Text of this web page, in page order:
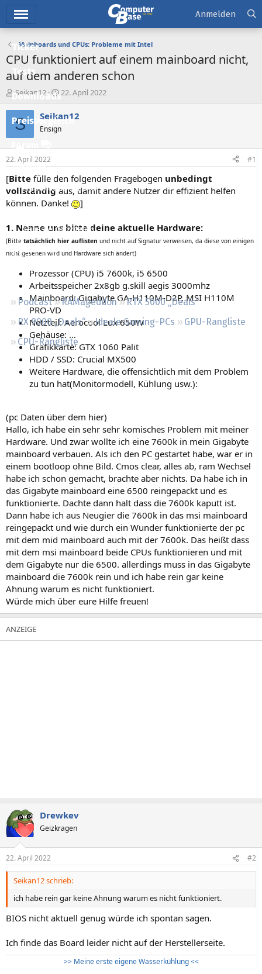
Ticker
Tests
Downloads
Preisvergleich
Forum
Aktuelles
Empfohlene Inhalte
Neue Beiträge
Neueste Aktivitäten
Leserartikel
Regeln
Podcast RAMageddon
RTX 5000 „Deals“
RX 9000 „Deals“
Ideale Gaming-PCs
GPU-Rangliste
CPU-Rangliste
Anmelden
Mainboards und CPUs: Probleme mit Intel
CPU funktioniert auf einem mainboard nicht,
auf dem anderen schon
E
r
s
t
e
r
Seikan12
E
r
s
e
t
a
22. April 2022
S Seikan12
Ensign
22. April 2022 #1
[Bitte fülle den folgenden Fragebogen unbedingt
vollständig aus, damit andere Nutzer dir effizient helfen
können. Danke!
]
1. Nenne uns bitte deine aktuelle Hardware:
(Bitte tatsächlich hier auflisten und nicht auf Signatur verweisen, da diese von einigen
nicht gesehen wird und Hardware sich ändert)
Prozessor (CPU) i5 7600k, i5 6500
Arbeitsspeicher 2x8gb g.skill aegis 3000mhz
Mainboard: Gigabyte GA-H110M-D2P, MSI H110M
PRO-VD
Netzteil: Aerocool Lux 650W
Gehäuse: …
Grafikkarte: GTX 1060 Palit
HDD / SSD: Crucial MX500
Weitere Hardware, die offensichtlich mit dem Problem
zu tun hat(Monitormodell, Kühlung usw.):
(pc Daten über dem hier)
Hallo, ich habe ein sehr sehr komisches Problem mit meiner
Hardware. Und zwar wollte ich eine 7600k in mein Gigabyte
mainboard verbauen. Als ich den PC gestartet habe, war er in
einem bootloop ohne Bild. Cmos clear, alles ab, ram Wechsel
habe ich schon gemacht, brachte aber nichts. Da habe ich in
das Gigabyte mainboard eine 6500 reingepackt und es
funktionierte. Dachte dann halt dass die 7600k kaputt ist.
Dann habe ich aus Neugier die 7600k in das msi mainboard
reingepackt und wie durch ein Wunder funktionierte der pc
mit dem mid mainboard auch mit der 7600k. Das heißt dass
mit dem msi mainboard beide CPUs funktionieren und mit
dem Gigabyte nur die 6500. allerdings muss in das Gigabyte
mainboard die 7600k rein und ich habe rein gar keine
Ahnung warum es nicht funktioniert.
Würde mich über eure Hilfe freuen!
Drewkev
Geizkragen
22. April 2022 #2
Seikan12 schrieb:
ich habe rein gar keine Ahnung warum es nicht funktioniert.
BIOS nicht aktuell genug würde ich spontan sagen.
Ich finde das Board leider nicht auf der Herstellerseite.
>> Meine erste eigene Wasserkühlung <<